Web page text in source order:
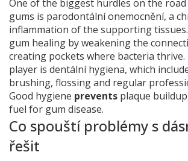
One of the biggest hurdles on the
gums is parodontální onemocnění, a
inflammation of the supporting
gum healing by weakening the
creating pockets where bacteria thrive.
player is dentální hygiena, which
brushing, flossing and regular
Good hygiene prevents plaque
fuel for gum disease.
Co spouští problémy s
řešit